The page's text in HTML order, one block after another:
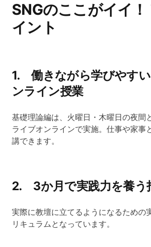
SNGのここがイイ
イント
1. 働きながら学びやす
ンライン授業
基礎理論編は、火曜日・木曜日の夜間
ライブオンラインで実施。仕事や家事
講できます。
2. 3か月で実践力を養う
実際に教壇に立てるようになるための
リキュラムとなっています。